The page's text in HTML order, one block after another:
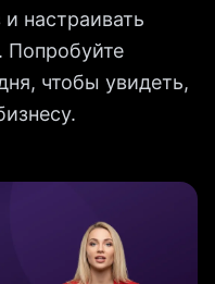
настраивать
Попробуйте
чтобы увидеть,